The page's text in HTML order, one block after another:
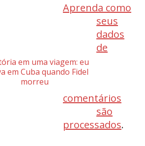
em uma viagem: eu
em Cuba quando Fidel
morreu
Aprenda como
seus
dados
de
comentários
são
processados.